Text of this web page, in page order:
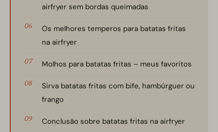
airfryer sem bordas queimadas
Os melhores temperos para batatas fritas
na airfryer
Molhos para batatas fritas – meus favoritos
Sirva batatas fritas com bife, hambúrguer ou
frango
Conclusão sobre batatas fritas na airfryer